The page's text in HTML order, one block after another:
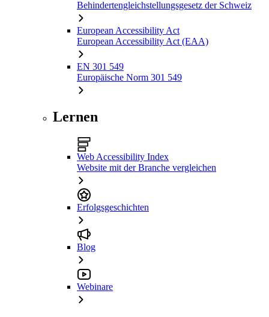
Behindertengleichstellungsgesetz der Schweiz
European Accessibility Act
European Accessibility Act (EAA)
EN 301 549
Europäische Norm 301 549
Lernen
Web Accessibility Index
Website mit der Branche vergleichen
Erfolgsgeschichten
Blog
Webinare